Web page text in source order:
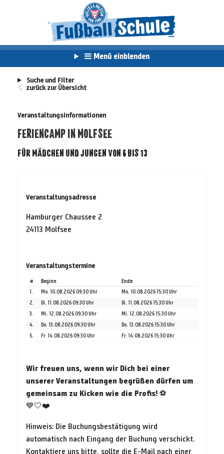
Menü einblenden
Suche und Filter
zurück zur Übersicht
Veranstaltungsinformationen
FERIENCAMP IN MOLFSEE
FÜR MÄDCHEN UND JUNGEN VON 6 BIS 13
Veranstaltungsadresse
Hamburger Chaussee 2
24113 Molfsee
Veranstaltungstermine
# Beginn
Ende
1.
Mo. 10.08.2026 09:30 Uhr
Mo. 10.08.2026 15:30 Uhr
2.
Di. 11.08.2026 09:30 Uhr
Di. 11.08.2026 15:30 Uhr
3.
Mi. 12.08.2026 09:30 Uhr
Mi. 12.08.2026 15:30 Uhr
4.
Do. 13.08.2026 09:30 Uhr
Do. 13.08.2026 15:30 Uhr
5.
Fr. 14.08.2026 09:30 Uhr Fr. 14.08.2026 15:30 Uhr
Wir freuen uns, wenn wir Dich bei einer
unserer Veranstaltungen begrüßen dürfen um
gemeinsam zu Kicken wie die Profis! ⚽
💙🤍❤️
Hinweis: Die Buchungsbestätigung wird
automatisch nach Eingang der Buchung verschickt.
Kontaktiere uns bitte, sollte die E-Mail nach einer